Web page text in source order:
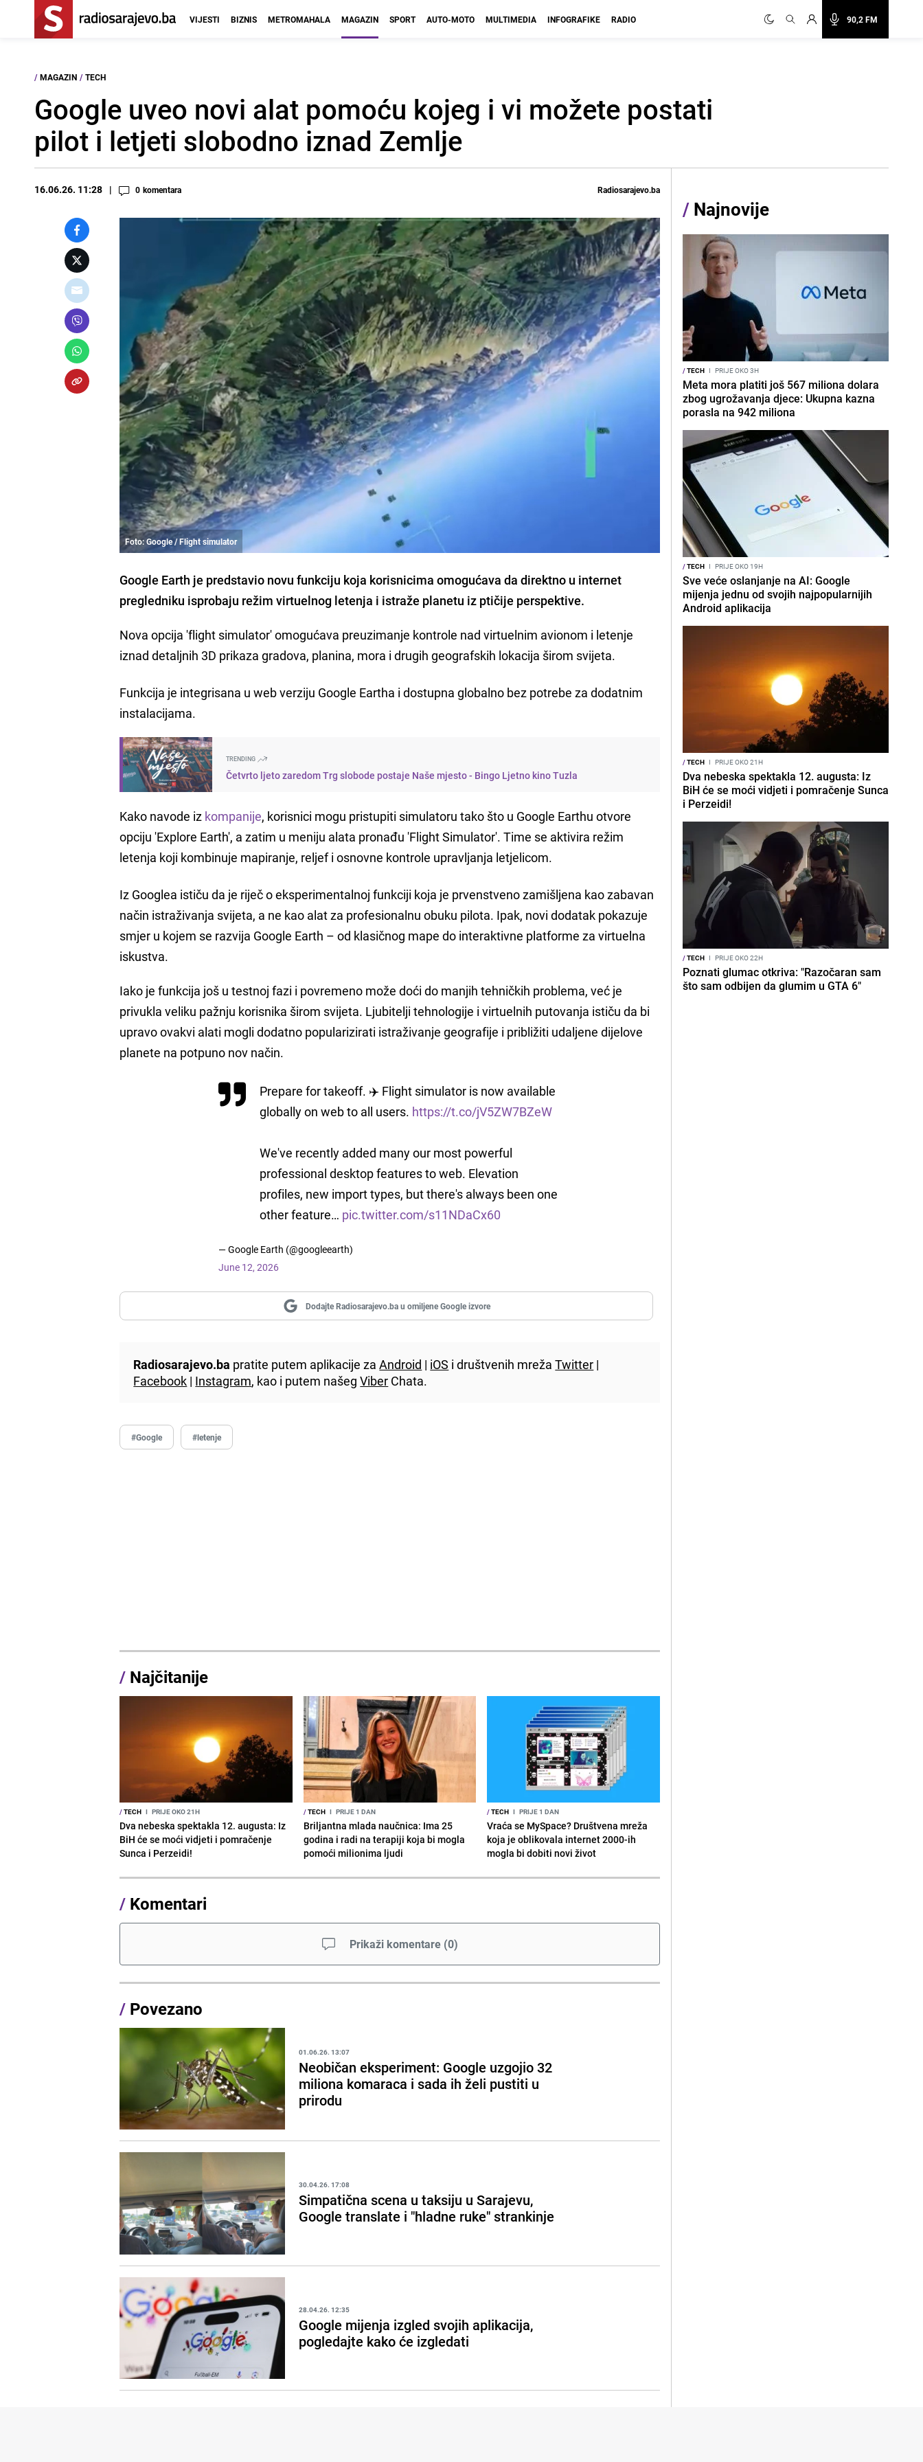
90,2 FM
VIJESTI BIZNIS METROMAHALA MAGAZIN SPORT AUTO-MOTO MULTIMEDIA INFOGRAFIKE RADIO
/ MAGAZIN / TECH
Google uveo novi alat pomoću kojeg i vi možete postati
pilot i letjeti slobodno iznad Zemlje
16.06.26. 11:28 0 komentara Radiosarajevo.ba
Foto: Google / Flight simulator
Google Earth je predstavio novu funkciju koja korisnicima omogućava da direktno u internet
pregledniku isprobaju režim virtuelnog letenja i istraže planetu iz ptičije perspektive.
Nova opcija 'flight simulator' omogućava preuzimanje kontrole nad virtuelnim avionom i letenje
iznad detaljnih 3D prikaza gradova, planina, mora i drugih geografskih lokacija širom svijeta.
Funkcija je integrisana u web verziju Google Eartha i dostupna globalno bez potrebe za dodatnim
instalacijama.
TRENDING
Četvrto ljeto zaredom Trg slobode postaje Naše mjesto - Bingo Ljetno kino Tuzla
Kako navode iz kompanije, korisnici mogu pristupiti simulatoru tako što u Google Earthu otvore
opciju 'Explore Earth', a zatim u meniju alata pronađu 'Flight Simulator'. Time se aktivira režim
letenja koji kombinuje mapiranje, reljef i osnovne kontrole upravljanja letjelicom.
Iz Googlea ističu da je riječ o eksperimentalnoj funkciji koja je prvenstveno zamišljena kao zabavan
način istraživanja svijeta, a ne kao alat za profesionalnu obuku pilota. Ipak, novi dodatak pokazuje
smjer u kojem se razvija Google Earth – od klasičnog mape do interaktivne platforme za virtuelna
iskustva.
Iako je funkcija još u testnoj fazi i povremeno može doći do manjih tehničkih problema, već je
privukla veliku pažnju korisnika širom svijeta. Ljubitelji tehnologije i virtuelnih putovanja ističu da bi
upravo ovakvi alati mogli dodatno popularizirati istraživanje geografije i približiti udaljene dijelove
planete na potpuno nov način.
Prepare for takeoff. ✈️ Flight simulator is now available
globally on web to all users. https://t.co/jV5ZW7BZeW
We've recently added many our most powerful
professional desktop features to web. Elevation
profiles, new import types, but there's always been one
other feature… pic.twitter.com/s11NDaCx60
— Google Earth (@googleearth)
June 12, 2026
Dodajte Radiosarajevo.ba u omiljene Google izvore
Radiosarajevo.ba pratite putem aplikacije zaAndroid | iOS i društvenih mrežaTwitter |
Facebook | Instagram, kao i putem našegViber Chata.
#Google #letenje
/ Najčitanije
/TECH I PRIJE OKO 21H
Dva nebeska spektakla 12. augusta: Iz
BiH će se moći vidjeti i pomračenje
Sunca i Perzeidi!
/TECH I PRIJE 1 DAN
Briljantna mlada naučnica: Ima 25
godina i radi na terapiji koja bi mogla
pomoći milionima ljudi
/TECH I PRIJE 1 DAN
Vraća se MySpace? Društvena mreža
koja je oblikovala internet 2000-ih
mogla bi dobiti novi život
/ Komentari
Prikaži komentare (0)
/ Povezano
01.06.26. 13:07
Neobičan eksperiment: Google uzgojio 32
miliona komaraca i sada ih želi pustiti u
prirodu
30.04.26. 17:08
Simpatična scena u taksiju u Sarajevu,
Google translate i "hladne ruke" strankinje
28.04.26. 12:35
Google mijenja izgled svojih aplikacija,
pogledajte kako će izgledati
/ Najnovije
/TECH I PRIJE OKO 3H
Meta mora platiti još 567 miliona dolara
zbog ugrožavanja djece: Ukupna kazna
porasla na 942 miliona
/TECH I PRIJE OKO 19H
Sve veće oslanjanje na AI: Google
mijenja jednu od svojih najpopularnijih
Android aplikacija
/TECH I PRIJE OKO 21H
Dva nebeska spektakla 12. augusta: Iz
BiH će se moći vidjeti i pomračenje Sunca
i Perzeidi!
/TECH I PRIJE OKO 22H
Poznati glumac otkriva: "Razočaran sam
što sam odbijen da glumim u GTA 6"